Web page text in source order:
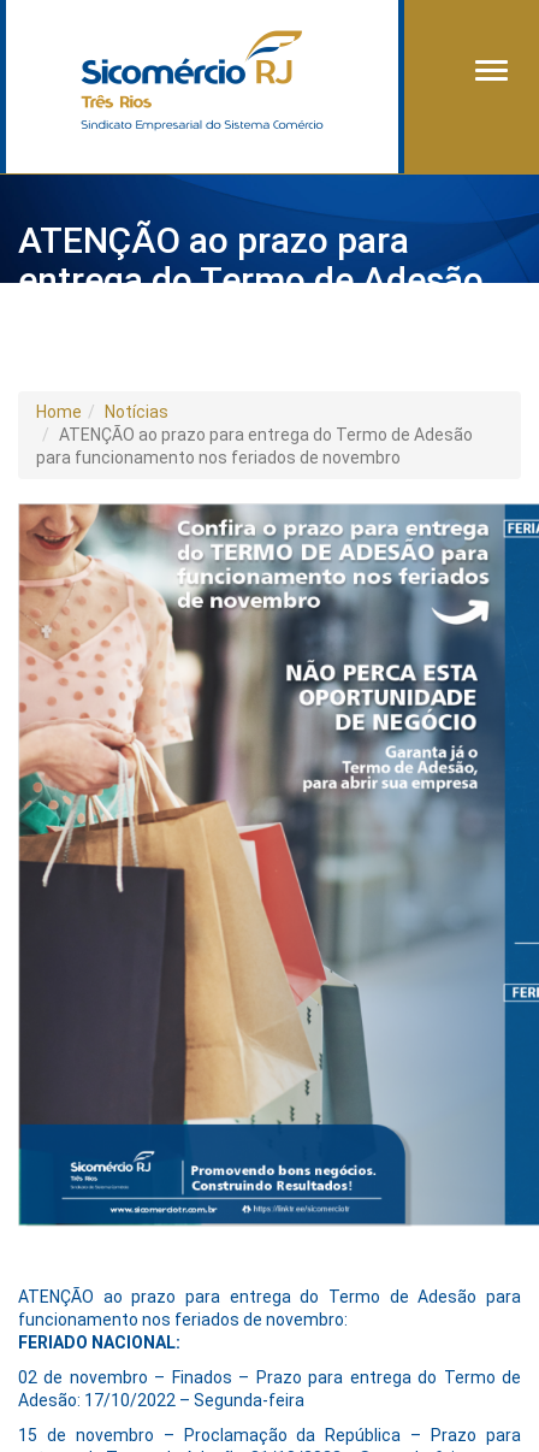
ATENÇÃO ao prazo para
entrega do Termo de Adesão
Home
Notícias
ATENÇÃO ao prazo para entrega do Termo de Adesão
para funcionamento nos feriados de novembro
ATENÇÃO ao prazo para entrega do Termo de Adesão para
funcionamento nos feriados de novembro:
FERIADO NACIONAL:
02 de novembro – Finados – Prazo para entrega do Termo de
Adesão: 17/10/2022 – Segunda-feira
15 de novembro – Proclamação da República – Prazo para